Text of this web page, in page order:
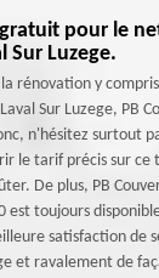
pour le
Sur Luzege.
rénovation y
Sur Luzege, PB
n'hésitez surtout
le tarif précis sur ce
De plus, PB
est toujours
satisfaction de
et ravalement de